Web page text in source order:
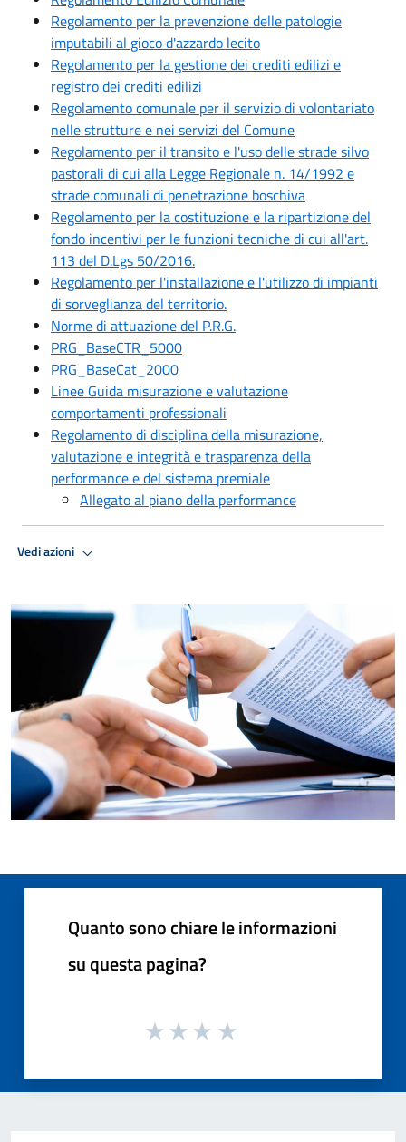
Regolamento per la prevenzione delle patologie
imputabili al gioco d'azzardo lecito
Regolamento per la gestione dei crediti edilizi e
registro dei crediti edilizi
Regolamento comunale per il servizio di volontariato
nelle strutture e nei servizi del Comune
Regolamento per il transito e l'uso delle strade silvo
pastorali di cui alla Legge Regionale n. 14/1992 e
strade comunali di penetrazione boschiva
Regolamento per la costituzione e la ripartizione del
fondo incentivi per le funzioni tecniche di cui all'art.
113 del D.Lgs 50/2016.
Regolamento per l'installazione e l'utilizzo di impianti
di sorveglianza del territorio.
Norme di attuazione del P.R.G.
PRG_BaseCTR_5000
PRG_BaseCat_2000
Linee Guida misurazione e valutazione
comportamenti professionali
Regolamento di disciplina della misurazione,
valutazione e integrità e trasparenza della
performance e del sistema premiale
Allegato al piano della performance
Vedi azioni
Quanto sono chiare le informazioni
su questa pagina?